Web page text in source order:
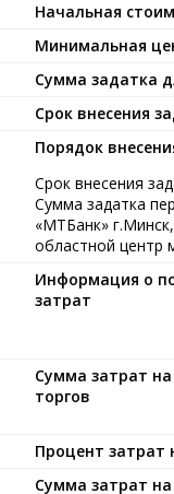
Начальная
Минимальная
Сумма задатка
Срок внесения
Порядок
Срок внесения
Сумма задатка
«МТБанк»
областной центр
Информация о
затрат
Сумма затрат
торгов
Процент затрат
Сумма затрат